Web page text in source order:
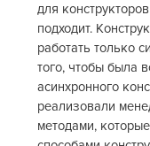
для
подходит.
работать только
того, чтобы была
асинхронного
реализовали
методами,